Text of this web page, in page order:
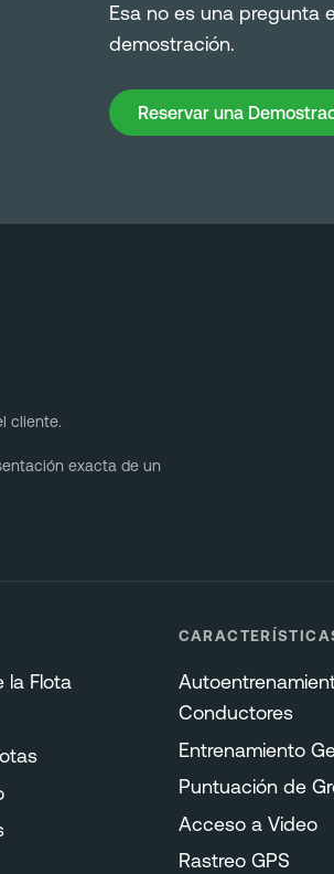
Esa no es una pregunta
demostración.
Reservar una
Reservar una Demostración
cliente.
exacta de un
la Flota
Conductores
Entrenamiento
Puntuación de
Acceso a Video
Rastreo GPS